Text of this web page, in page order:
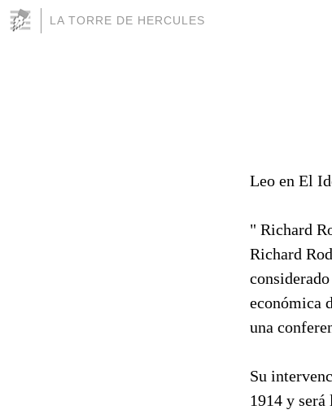
LA TORRE DE HERCULES
Leo en El
" Richard
Richard
económica
una
Su
1914 y